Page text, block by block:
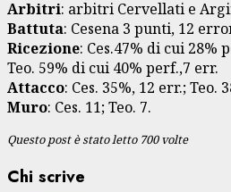
Arbitri: arbitri Cervellati e
Battuta: Cesena 3 punti, 12
Ricezione: Ces.47% di cui 28%
Teo. 59% di cui 40% perf.,7 err.
Attacco: Ces. 35%, 12 err.; Teo.
Muro: Ces. 11; Teo. 7.
Questo post è stato letto 700 volte
Chi scrive